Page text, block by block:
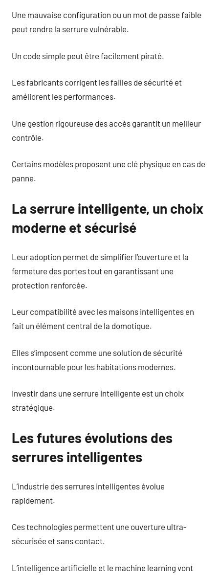
Une mauvaise configuration ou un mot de passe faible
peut rendre la serrure vulnérable.
Un code simple peut être facilement piraté.
Les fabricants corrigent les failles de sécurité et
améliorent les performances.
Une gestion rigoureuse des accès garantit un meilleur
contrôle.
Certains modèles proposent une clé physique en cas de
panne.
La serrure intelligente, un choix
moderne et sécurisé
Leur adoption permet de simplifier l’ouverture et la
fermeture des portes tout en garantissant une
protection renforcée.
Leur compatibilité avec les maisons intelligentes en
fait un élément central de la domotique.
Elles s’imposent comme une solution de sécurité
incontournable pour les habitations modernes.
Investir dans une serrure intelligente est un choix
stratégique.
Les futures évolutions des
serrures intelligentes
L’industrie des serrures intelligentes évolue
rapidement.
Ces technologies permettent une ouverture ultra-
sécurisée et sans contact.
L’intelligence artificielle et le machine learning vont